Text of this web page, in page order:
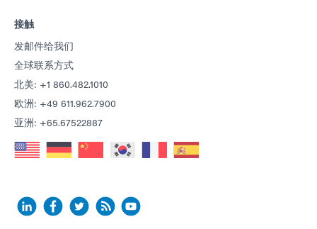
接触
发邮件给我们
全球联系方式
北美: +1 860.482.1010
欧洲: +49 611.962.7900
亚洲: +65.67522887